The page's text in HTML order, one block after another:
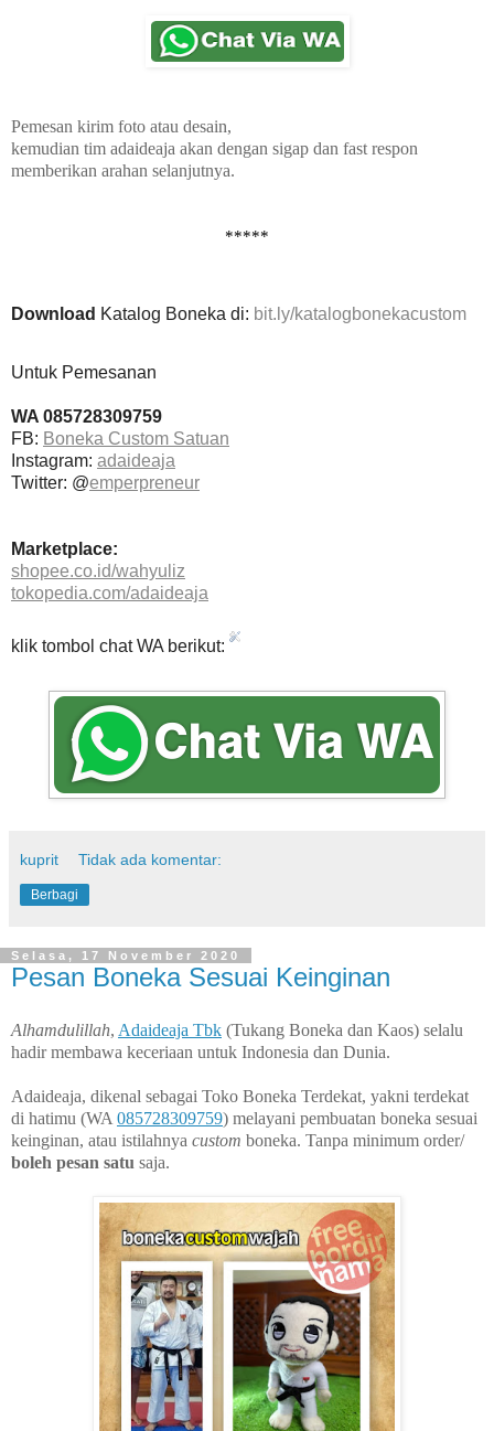
Pemesan kirim foto atau desain,
kemudian tim adaideaja akan dengan sigap dan fast respon
memberikan arahan selanjutnya.
*****
Download Katalog Boneka di: bit.ly/katalogbonekacustom
Untuk Pemesanan
WA 085728309759
FB: Boneka Custom Satuan
Instagram: adaideaja
Twitter: @emperpreneur
Marketplace:
shopee.co.id/wahyuliz
tokopedia.com/adaideaja
klik tombol chat WA berikut:
kuprit Tidak ada komentar:
Berbagi
Selasa, 17 November 2020
Pesan Boneka Sesuai Keinginan
Alhamdulillah, Adaideaja Tbk (Tukang Boneka dan Kaos) selalu
hadir membawa keceriaan untuk Indonesia dan Dunia.
Adaideaja, dikenal sebagai Toko Boneka Terdekat, yakni terdekat
di hatimu (WA 085728309759) melayani pembuatan boneka sesuai
keinginan, atau istilahnya custom boneka. Tanpa minimum order/
boleh pesan satu saja.